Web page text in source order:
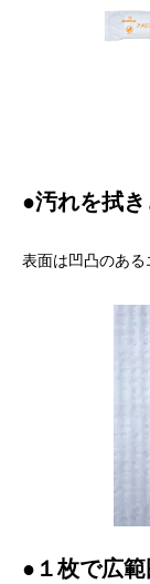
●汚れを拭
表面は凹凸のある
●１枚で広